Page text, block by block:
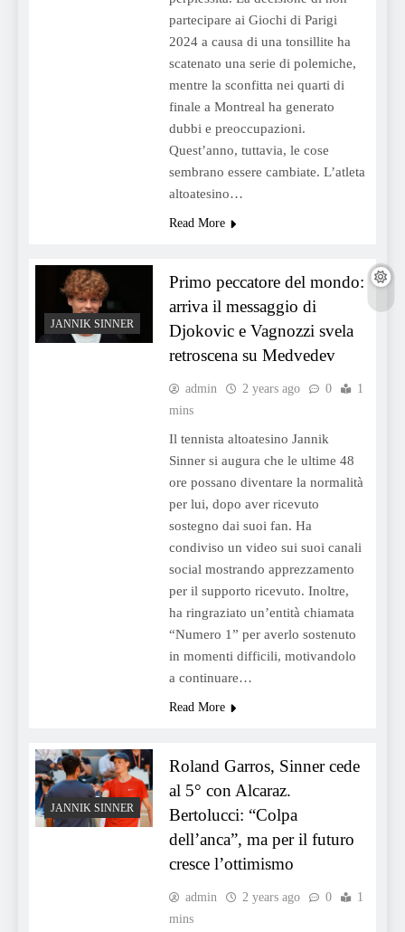
partecipare ai Giochi di Parigi
2024 a causa di una tonsillite ha
scatenato una serie di polemiche,
mentre la sconfitta nei quarti di
finale a Montreal ha generato
dubbi e preoccupazioni.
Quest’anno, tuttavia, le cose
sembrano essere cambiate. L’atleta
altoatesino…
Read More
JANNIK SINNER
Primo peccatore del mondo:
arriva il messaggio di
Djokovic e Vagnozzi svela
retroscena su Medvedev
admin 2 years ago 0
1
mins
Il tennista altoatesino Jannik
Sinner si augura che le ultime 48
ore possano diventare la normalità
per lui, dopo aver ricevuto
sostegno dai suoi fan. Ha
condiviso un video sui suoi canali
social mostrando apprezzamento
per il supporto ricevuto. Inoltre,
ha ringraziato un’entità chiamata
“Numero 1” per averlo sostenuto
in momenti difficili, motivandolo
a continuare…
Read More
JANNIK SINNER
Roland Garros, Sinner cede
al 5° con Alcaraz.
Bertolucci: “Colpa
dell’anca”, ma per il futuro
cresce l’ottimismo
admin 2 years ago 0
1
mins